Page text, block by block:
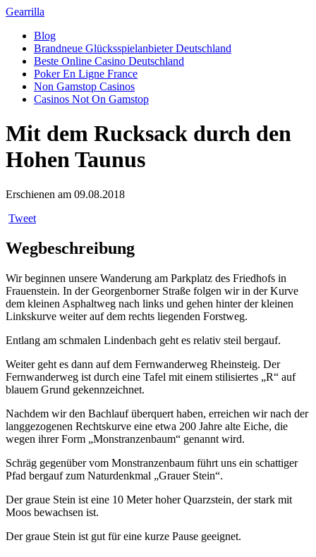
Gearrilla
Blog
Brandneue Glücksspielanbieter Deutschland
Beste Online Casino Deutschland
Poker En Ligne France
Non Gamstop Casinos
Casinos Not On Gamstop
Mit dem Rucksack durch den
Hohen Taunus
Erschienen am 09.08.2018
Tweet
Wegbeschreibung
Wir beginnen unsere Wanderung am Parkplatz des Friedhofs in
Frauenstein. In der Georgenborner Straße folgen wir in der Kurve
dem kleinen Asphaltweg nach links und gehen hinter der kleinen
Linkskurve weiter auf dem rechts liegenden Forstweg.
Entlang am schmalen Lindenbach geht es relativ steil bergauf.
Weiter geht es dann auf dem Fernwanderweg Rheinsteig. Der
Fernwanderweg ist durch eine Tafel mit einem stilisiertes „R“ auf
blauem Grund gekennzeichnet.
Nachdem wir den Bachlauf überquert haben, erreichen wir nach der
langgezogenen Rechtskurve eine etwa 200 Jahre alte Eiche, die
wegen ihrer Form „Monstranzenbaum“ genannt wird.
Schräg gegenüber vom Monstranzenbaum führt uns ein schattiger
Pfad bergauf zum Naturdenkmal „Grauer Stein“.
Der graue Stein ist eine 10 Meter hoher Quarzstein, der stark mit
Moos bewachsen ist.
Der graue Stein ist gut für eine kurze Pause geeignet.